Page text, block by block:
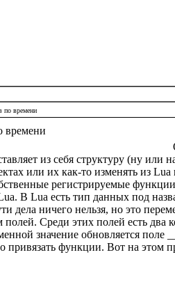
по времени
времени
из себя структуру (ну или
или их как-то изменять из Lua
регистрируемые
. В Lua есть тип данных под
дела ничего нельзя, но это
Среди этих полей есть два
значение обновляется поле __
функции. Вот на этом